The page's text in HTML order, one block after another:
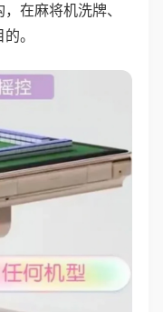
在麻将机洗牌、
。